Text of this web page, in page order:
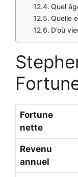
Quel
Quelle
D’où
Fortune
nette
Revenu
annuel